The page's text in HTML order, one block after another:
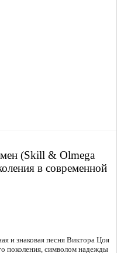
(Skill & Olmega
в современной
и знаковая песня Виктора Цоя
поколения, символом надежды